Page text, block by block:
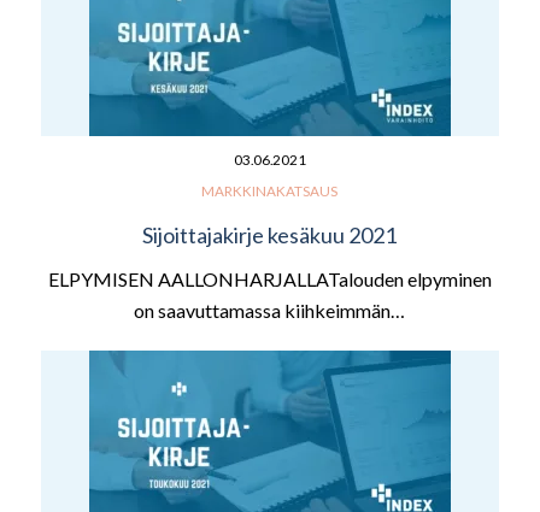
03.06.2021
MARKKINAKATSAUS
Sijoittajakirje kesäkuu 2021
ELPYMISEN AALLONHARJALLATalouden elpyminen
on saavuttamassa kiihkeimmän…